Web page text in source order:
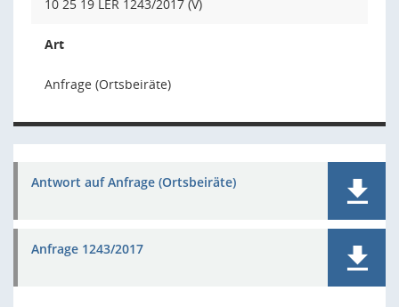
10 25 19 LER 1243/2017 (V)
Art
Anfrage (Ortsbeiräte)
Antwort auf Anfrage (Ortsbeiräte)
Anfrage 1243/2017